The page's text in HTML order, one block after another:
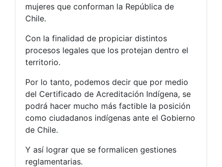
mujeres que conforman la República de
Chile.
Con la finalidad de propiciar distintos
procesos legales que los protejan dentro el
territorio.
Por lo tanto, podemos decir que por medio
del Certificado de Acreditación Indígena, se
podrá hacer mucho más factible la posición
como ciudadanos indígenas ante el Gobierno
de Chile.
Y así lograr que se formalicen gestiones
reglamentarias.